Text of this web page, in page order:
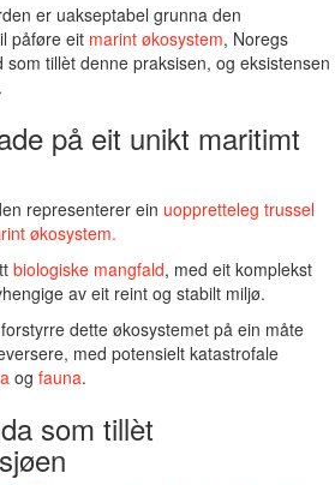
er uakseptabel grunna den
påføre eit marint økosystem, Noregs
tillèt denne praksisen, og eksistensen
på eit unikt maritimt
representerer ein uoppretteleg trussel
økosystem.
biologiske mangfald, med eit komplekst
av eit reint og stabilt miljø.
dette økosystemet på ein måte
med potensielt katastrofale
og fauna.
som tillèt